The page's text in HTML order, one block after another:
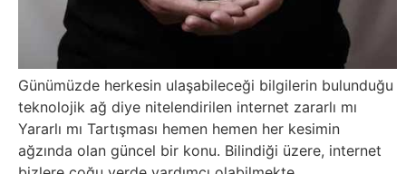
Bitkiler
Çizgi
Film
Diğer
Günümüzde herkesin ulaşabileceği bilgilerin bulunduğu
teknolojik ağ diye nitelendirilen internet zararlı mı
Yararlı mı Tartışması hemen hemen her kesimin
ağzında olan güncel bir konu. Bilindiği üzere, internet